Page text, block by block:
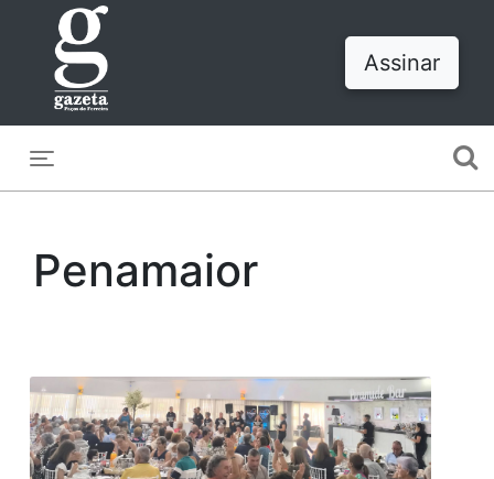
Assinar
Penamaior